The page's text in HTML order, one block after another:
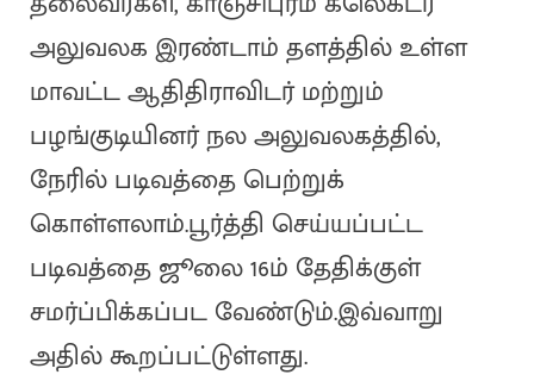
அலுவலக இரண்டாம் தளத்தில் உள்ள
மாவட்ட ஆதிதிராவிடர் மற்றும்
பழங்குடியினர் நல அலுவலகத்தில்,
நேரில் படிவத்தை பெற்றுக்
கொள்ளலாம்.பூர்த்தி செய்யப்பட்ட
படிவத்தை ஜூலை 16ம் தேதிக்குள்
சமர்ப்பிக்கப்பட வேண்டும்.இவ்வாறு
அதில் கூறப்பட்டுள்ளது.